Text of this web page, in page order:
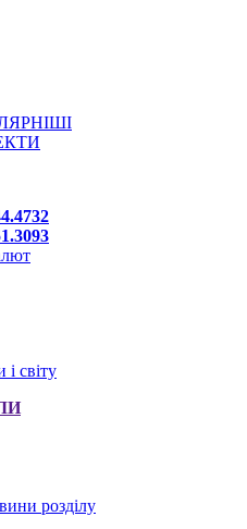
розділу